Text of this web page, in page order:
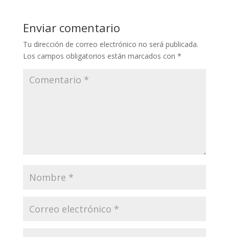
Enviar comentario
Tu dirección de correo electrónico no será publicada.
Los campos obligatorios están marcados con *